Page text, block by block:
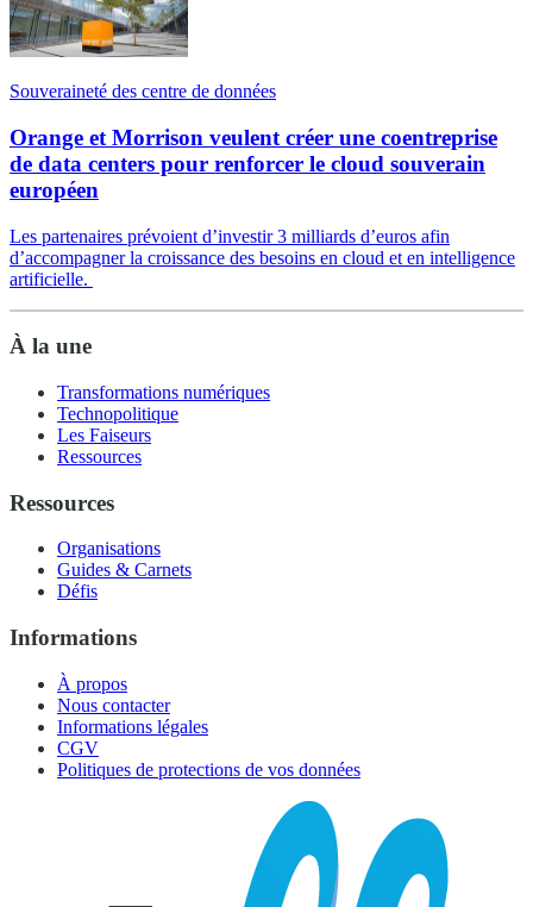
Souveraineté des centre de données
Orange et Morrison veulent créer une coentreprise
de data centers pour renforcer le cloud souverain
européen
Les partenaires prévoient d’investir 3 milliards d’euros afin
d’accompagner la croissance des besoins en cloud et en intelligence
artificielle.
À la une
Transformations numériques
Technopolitique
Les Faiseurs
Ressources
Ressources
Organisations
Guides & Carnets
Défis
Informations
À propos
Nous contacter
Informations légales
CGV
Politiques de protections de vos données